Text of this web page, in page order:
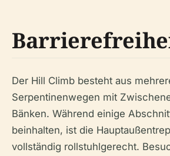
Der Hill Climb besteht aus
Serpentinenwegen mit
Bänken. Während einige
beinhalten, ist die
vollständig rollstuhlgerecht.